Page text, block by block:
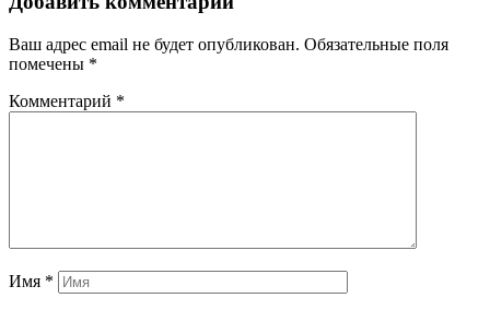
Ваш адрес email не будет опубликован. Обязательные поля
помечены *
Комментарий *
Имя *